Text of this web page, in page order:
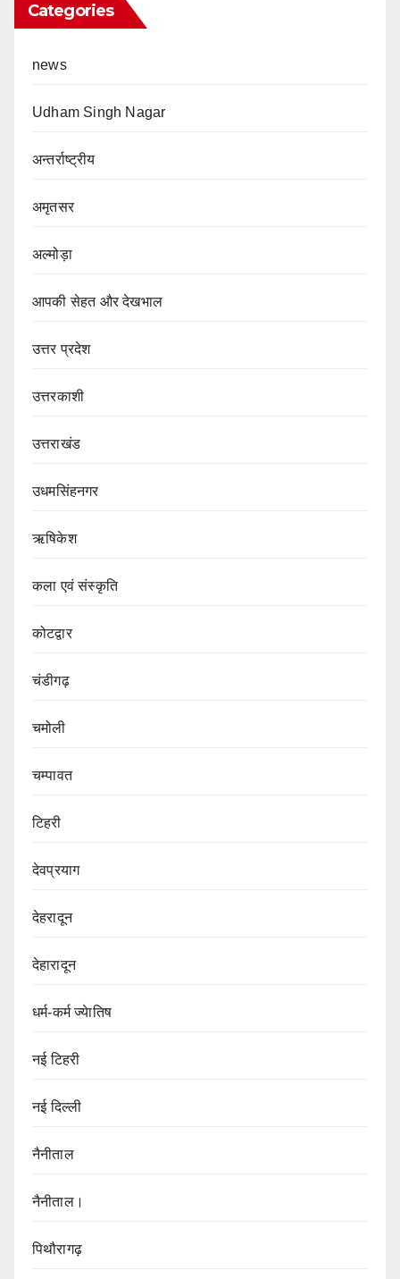
Categories
news
Udham Singh Nagar
अन्तर्राष्ट्रीय
अमृतसर
अल्मोड़ा
आपकी सेहत और देखभाल
उत्तर प्रदेश
उत्तरकाशी
उत्तराखंड
उधमसिंहनगर
ऋषिकेश
कला एवं संस्कृति
कोटद्वार
चंडीगढ़
चमोली
चम्पावत
टिहरी
देवप्रयाग
देहरादून
देहारादून
धर्म-कर्म ज्येातिष
नई टिहरी
नई दिल्ली
नैनीताल
नैनीताल।
पिथौरागढ़